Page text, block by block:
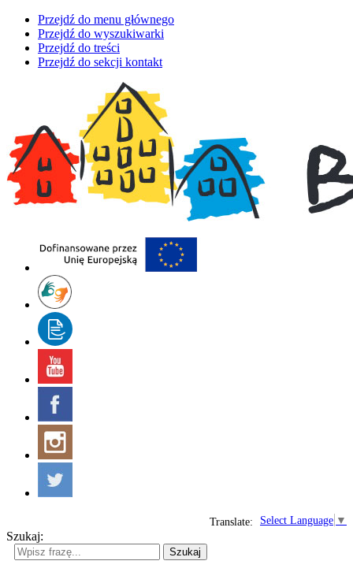
Przejdź do menu głównego
Przejdź do wyszukiwarki
Przejdź do treści
Przejdź do sekcji kontakt
Select Language ▼
Translate:
Szukaj:
Szukaj